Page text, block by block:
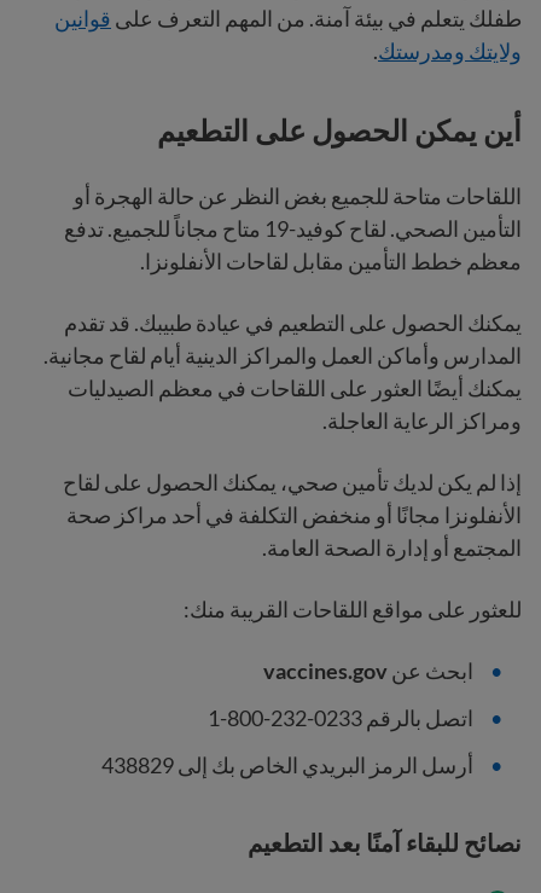
طفلك يتعلم في بيئة آمنة. من المهم التعرف على قوانين
ولايتك ومدرستك.
أين يمكن الحصول على التطعيم
اللقاحات متاحة للجميع بغض النظر عن حالة الهجرة أو
التأمين الصحي. لقاح كوفيد-19 متاح مجاناً للجميع. تدفع
معظم خطط التأمين مقابل لقاحات الأنفلونزا.
يمكنك الحصول على التطعيم في عيادة طبيبك. قد تقدم
المدارس وأماكن العمل والمراكز الدينية أيام لقاح مجانية.
يمكنك أيضًا العثور على اللقاحات في معظم الصيدليات
ومراكز الرعاية العاجلة.
إذا لم يكن لديك تأمين صحي، يمكنك الحصول على لقاح
الأنفلونزا مجانًا أو منخفض التكلفة في أحد مراكز صحة
المجتمع أو إدارة الصحة العامة.
للعثور على مواقع اللقاحات القريبة منك:
ابحث عنvaccines.gov
اتصل بالرقم 0233-232-800-1
أرسل الرمز البريدي الخاص بك إلى 438829
نصائح للبقاء آمنًا بعد التطعيم